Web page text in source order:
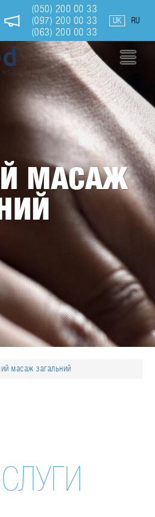
(050) 200 00 33
(097) 200 00 33
(063) 200 00 33
UK RU
МАСАЖ
масаж загальний